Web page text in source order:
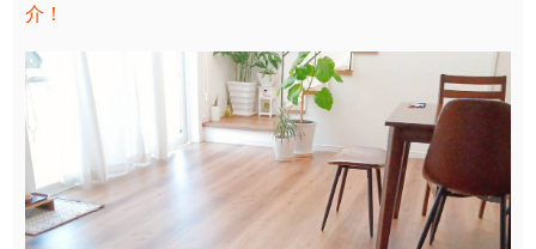
介！